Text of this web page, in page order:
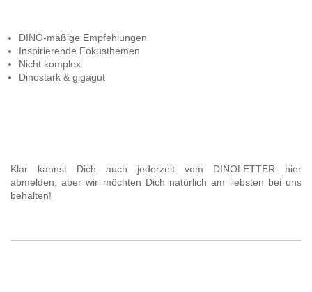
DINO-mäßige Empfehlungen
Inspirierende Fokusthemen
Nicht komplex
Dinostark & gigagut
Klar kannst Dich auch jederzeit vom DINOLETTER hier
abmelden ,aber wir möchten Dich natürlich am liebsten bei uns
behalten!